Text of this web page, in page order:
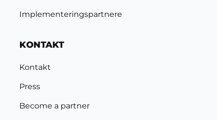
Implementeringspartnere
KONTAKT
Kontakt
Press
Become a partner